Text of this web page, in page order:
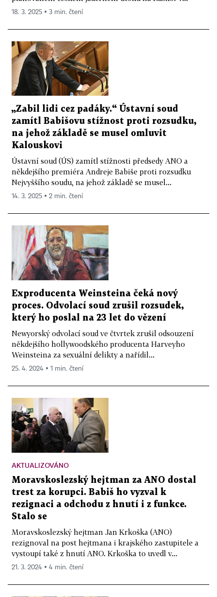
18. 3. 2025 ▪ 3 min. čtení
„Zabil lidi cez padáky.“ Ústavní soud
zamítl Babišovu stížnost proti rozsudku,
na jehož základě se musel omluvit
Kalouskovi
Ústavní soud (ÚS) zamítl stížnosti předsedy ANO a
někdejšího premiéra Andreje Babiše proti rozsudku
Nejvyššího soudu, na jehož základě se musel...
14. 3. 2025 ▪ 2 min. čtení
Exproducenta Weinsteina čeká nový
proces. Odvolací soud zrušil rozsudek,
který ho poslal na 23 let do vězení
Newyorský odvolací soud ve čtvrtek zrušil odsouzení
někdejšího hollywoodského producenta Harveyho
Weinsteina za sexuální delikty a nařídil...
25. 4. 2024 ▪ 1 min. čtení
AKTUALIZOVÁNO
Moravskoslezský hejtman za ANO dostal
trest za korupci. Babiš ho vyzval k
rezignaci a odchodu z hnutí i z funkce.
Stalo se
Moravskoslezský hejtman Jan Krkoška (ANO)
rezignoval na post hejtmana i krajského zastupitele a
vystoupí také z hnutí ANO. Krkoška to uvedl v...
21. 3. 2024 ▪ 4 min. čtení